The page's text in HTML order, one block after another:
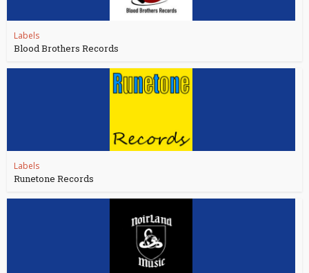
Labels
Blood Brothers Records
Labels
Runetone Records